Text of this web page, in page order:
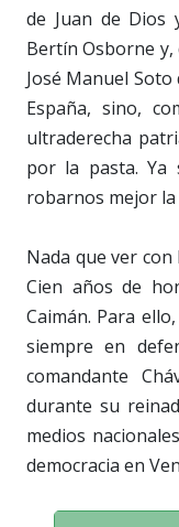
de Juan de Dios
Bertín Osborne
José Manuel
España, sino,
ultraderecha
por la pasta. Ya
robarnos mejor la
Nada que ver con
Cien años de
Caimán. Para
siempre en
comandante
durante su
medios
democracia en